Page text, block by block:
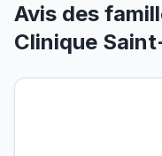
Avis des
Clinique